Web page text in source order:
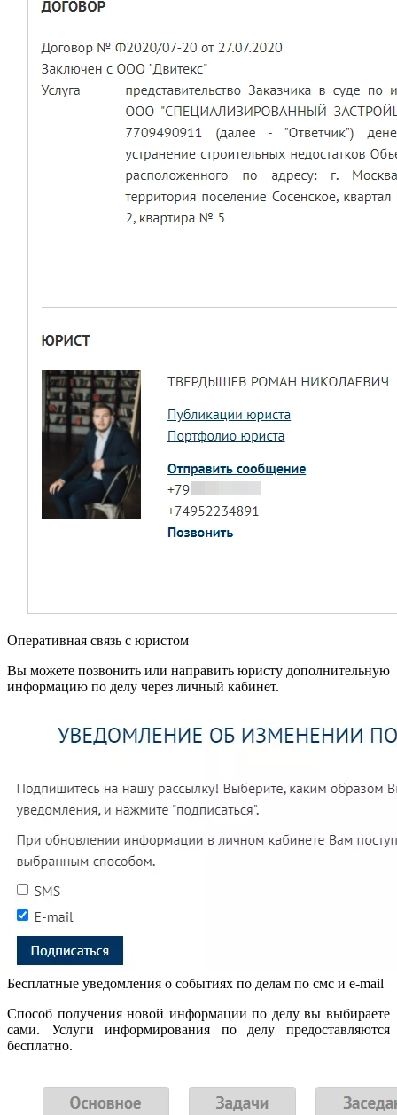
Оперативная связь с юристом
Вы можете позвонить или направить юристу дополнительную
информацию по делу через личный кабинет.
Бесплатные уведомления о событиях по делам по смс и e-mail
Способ получения новой информации по делу вы выбираете
сами. Услуги информирования по делу предоставляются
бесплатно.